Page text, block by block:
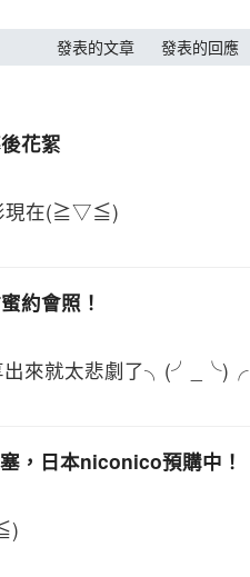
發表的文章 發表的回應
花絮
現在(≧▽≦)
約會照！
出來就太悲劇了╮(╯_╰)╭
，日本niconico預購中！